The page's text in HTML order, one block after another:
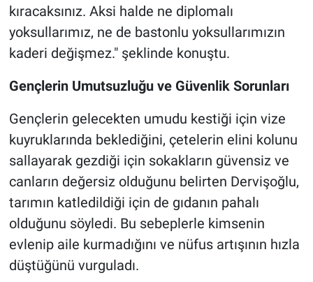
kıracaksınız. Aksi halde ne diplomalı
yoksullarımız, ne de bastonlu yoksullarımızın
kaderi değişmez." şeklinde konuştu.
Gençlerin Umutsuzluğu ve Güvenlik Sorunları
Gençlerin gelecekten umudu kestiği için vize
kuyruklarında beklediğini, çetelerin elini kolunu
sallayarak gezdiği için sokakların güvensiz ve
canların değersiz olduğunu belirten Dervişoğlu,
tarımın katledildiği için de gıdanın pahalı
olduğunu söyledi. Bu sebeplerle kimsenin
evlenip aile kurmadığını ve nüfus artışının hızla
düştüğünü vurguladı.